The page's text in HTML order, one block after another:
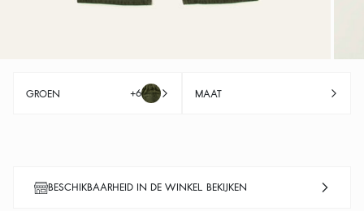
GROEN +6 MAAT
BESCHIKBAARHEID IN DE WINKEL BEKIJKEN